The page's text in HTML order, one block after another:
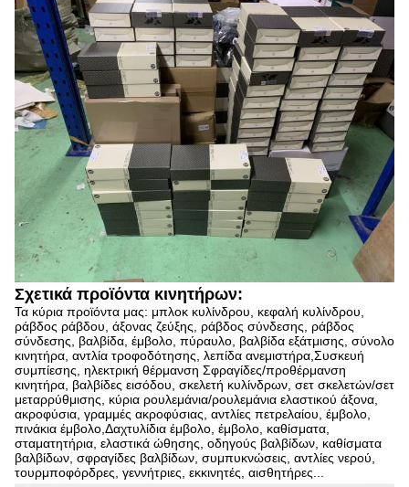
Σχετικά προϊόντα κινητήρων:
Τα κύρια προϊόντα μας: μπλοκ κυλίνδρου, κεφαλή κυλίνδρου,
ράβδος ράβδου, άξονας ζεύξης, ράβδος σύνδεσης, ράβδος
σύνδεσης, βαλβίδα, έμβολο, πύραυλο, βαλβίδα εξάτμισης, σύνολο
κινητήρα, αντλία τροφοδότησης, λεπίδα ανεμιστήρα,Συσκευή
συμπίεσης, ηλεκτρική θέρμανση Σφραγίδες/προθέρμανση
κινητήρα, βαλβίδες εισόδου, σκελετή κυλίνδρων, σετ σκελετών/σετ
μεταρρύθμισης, κύρια ρουλεμάνια/ρουλεμάνια ελαστικού άξονα,
ακροφύσια, γραμμές ακροφύσιας, αντλίες πετρελαίου, έμβολο,
πινάκια έμβολο,Δαχτυλίδια έμβολο, έμβολο, καθίσματα,
σταματητήρια, ελαστικά ώθησης, οδηγούς βαλβίδων, καθίσματα
βαλβίδων, σφραγίδες βαλβίδων, συμπυκνώσεις, αντλίες νερού,
τουρμποφόρδρες, γεννήτριες, εκκινητές, αισθητήρες...